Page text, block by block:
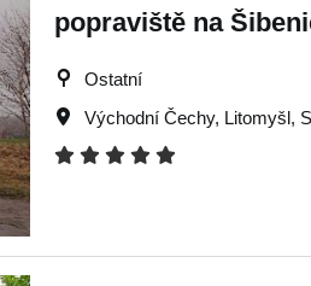
popraviště na
Ostatní
Východní Čechy, Litomyšl,